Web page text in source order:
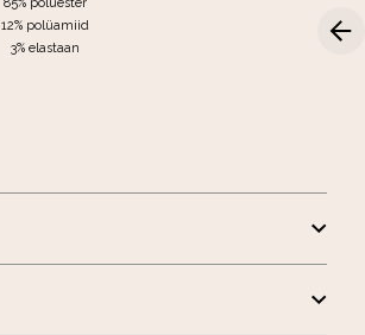
12% polüamiid
3% elastaan